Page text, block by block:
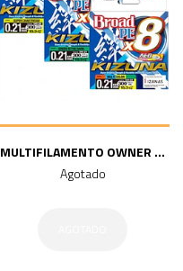
MULTIFILAMENTO OWNER ...
Agotado